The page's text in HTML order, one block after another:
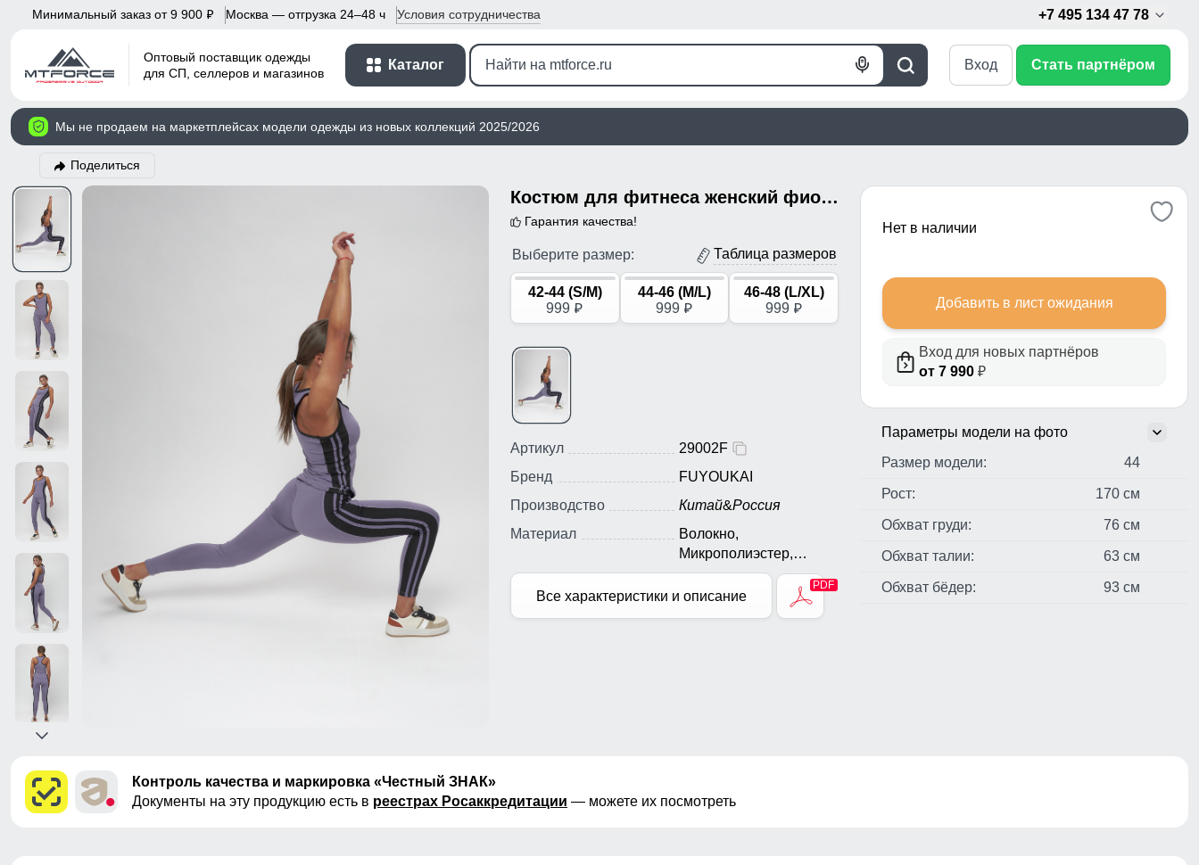
Минимальный заказ от 9 900 p Москва — отгрузка 24–48 ч Условия сотрудничества +7 495 134 47 78
Оптовый поставщик одежды
для СП, селлеров и магазинов
Каталог
Поиск
Голосовой
Вход Стать партнёром
Мы не продаем на маркетплейсах модели одежды из новых коллекций 2025/2026
Поделиться
Костюм для фитнеса женский фиолетового цвета 29002F
Гарантия качества!
Выберите размер: Таблица размеров
42-44 (S/M)
999 p
44-46 (M/L)
999 p
46-48 (L/XL)
999 p
Артикул
29002F
Бренд
FUYOUKAI
Производство
Китай&Россия
Материал
Волокно,
Микрополиэстер,
Натуральные
материалы, Полиэстер,
Сетчатая ткань,
Все характеристики и описание
Нет в наличии
Добавить в лист ожидания
Вход для новых партнёров
от 7 990 ₽
Параметры модели на фото
Размер модели:
44
Рост: 170 см
Обхват груди: 76 см
Обхват талии: 63 см
Обхват бёдер: 93 см
Контроль качества и маркировка «Честный ЗНАК»
Документы на эту продукцию есть в реестрах Росаккредитации — можете их посмотреть